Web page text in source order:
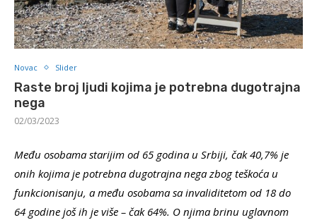
Novac Slider
Raste broj ljudi kojima je potrebna dugotrajna
nega
02/03/2023
Među osobama starijim od 65 godina u Srbiji, čak 40,7% je
onih kojima je potrebna dugotrajna nega zbog teškoća u
funkcionisanju, a među osobama sa invaliditetom od 18 do
64 godine još ih je više – čak 64%. O njima brinu uglavnom